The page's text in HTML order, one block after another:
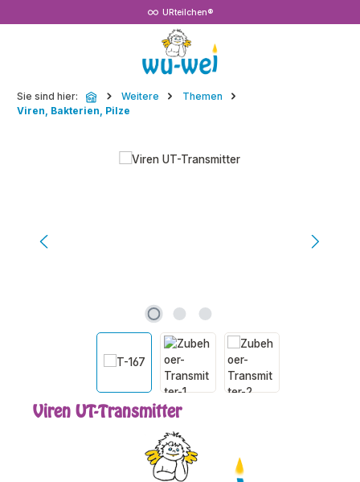
URteilchen®
Sie sind hier: Weitere
Themen
Viren, Bakterien, Pilze
Bildergalerie überspringen
Viren UT-Transmitter